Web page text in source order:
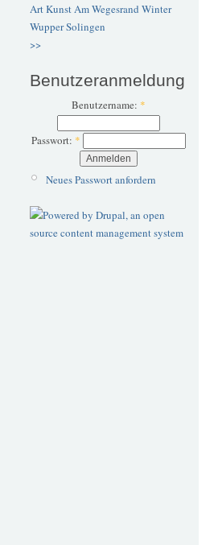
ArtKunstAm Wegesrand Winter
WupperSolingen
>>
Benutzeranmeldung
Benutzername: *
Passwort: *
Neues Passwort anfordern